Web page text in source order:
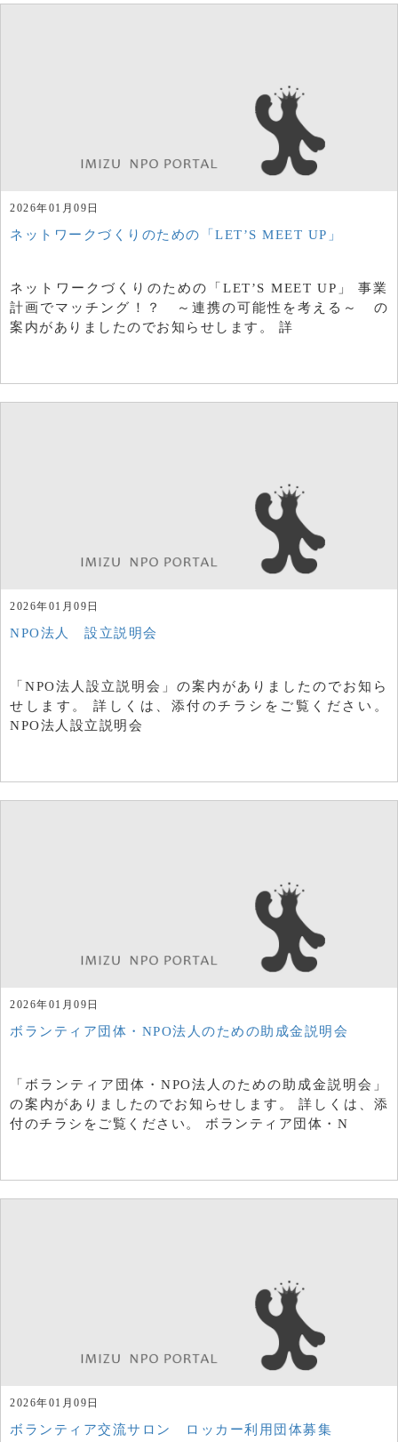
2026年01月09日
ネットワークづくりのための「LET’S MEET UP」
ネットワークづくりのための「LET’S MEET UP」 事業
計画でマッチング！？ ～連携の可能性を考える～ の
案内がありましたのでお知らせします。 詳
2026年01月09日
NPO法人 設立説明会
「NPO法人設立説明会」の案内がありましたのでお知ら
せします。 詳しくは、添付のチラシをご覧ください。
NPO法人設立説明会
2026年01月09日
ボランティア団体・NPO法人のための助成金説明会
「ボランティア団体・NPO法人のための助成金説明会」
の案内がありましたのでお知らせします。 詳しくは、添
付のチラシをご覧ください。 ボランティア団体・N
2026年01月09日
ボランティア交流サロン ロッカー利用団体募集